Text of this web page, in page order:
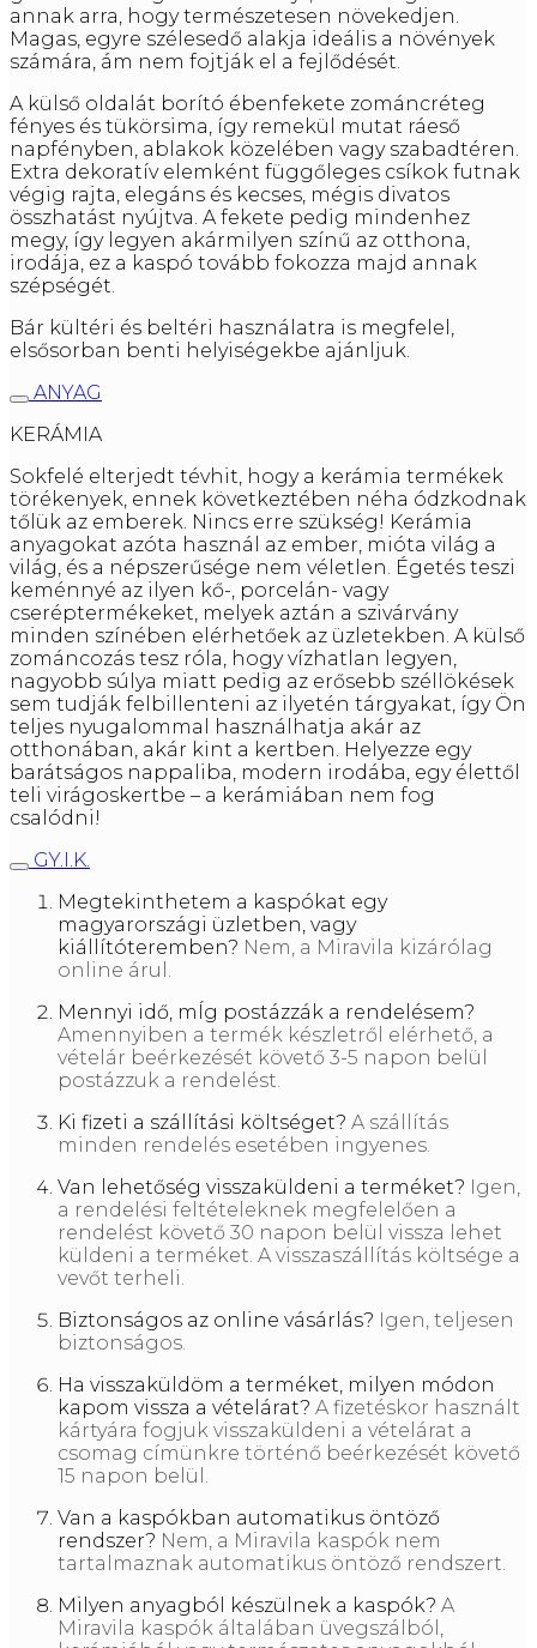
annak arra, hogy természetesen növekedjen.
Magas, egyre szélesedő alakja ideális a növények
számára, ám nem fojtják el a fejlődését.
A külső oldalát borító ébenfekete zománcréteg
fényes és tükörsima, így remekül mutat ráeső
napfényben, ablakok közelében vagy szabadtéren.
Extra dekoratív elemként függőleges csíkok futnak
végig rajta, elegáns és kecses, mégis divatos
összhatást nyújtva. A fekete pedig mindenhez
megy, így legyen akármilyen színű az otthona,
irodája, ez a kaspó tovább fokozza majd annak
szépségét.
Bár kültéri és beltéri használatra is megfelel,
elsősorban benti helyiségekbe ajánljuk.
ANYAG
KERÁMIA
Sokfelé elterjedt tévhit, hogy a kerámia termékek
törékenyek, ennek következtében néha ódzkodnak
tőlük az emberek. Nincs erre szükség! Kerámia
anyagokat azóta használ az ember, mióta világ a
világ, és a népszerűsége nem véletlen. Égetés teszi
keménnyé az ilyen kő-, porcelán- vagy
cseréptermékeket, melyek aztán a szivárvány
minden színében elérhetőek az üzletekben. A külső
zománcozás tesz róla, hogy vízhatlan legyen,
nagyobb súlya miatt pedig az erősebb széllökések
sem tudják felbillenteni az ilyetén tárgyakat, így Ön
teljes nyugalommal használhatja akár az
otthonában, akár kint a kertben. Helyezze egy
barátságos nappaliba, modern irodába, egy élettől
teli virágoskertbe – a kerámiában nem fog
csalódni!
GY.I.K.
Megtekinthetem a kaspókat egy
magyarországi üzletben, vagy
kiállítóteremben? Nem, a Miravila kizárólag
online árul.
Mennyi idő, mÍg postázzák a rendelésem?
Amennyiben a termék készletről elérhető, a
vételár beérkezését követő 3-5 napon belül
postázzuk a rendelést.
Ki fizeti a szállítási költséget? A szállítás
minden rendelés esetében ingyenes.
Van lehetőség visszaküldeni a terméket? Igen,
a rendelési feltételeknek megfelelően a
rendelést követő 30 napon belül vissza lehet
küldeni a terméket. A visszaszállítás költsége a
vevőt terheli.
Biztonságos az online vásárlás? Igen, teljesen
biztonságos.
Ha visszaküldöm a terméket, milyen módon
kapom vissza a vételárat? A fizetéskor használt
kártyára fogjuk visszaküldeni a vételárat a
csomag címünkre történő beérkezését követő
15 napon belül.
Van a kaspókban automatikus öntöző
rendszer? Nem, a Miravila kaspók nem
tartalmaznak automatikus öntöző rendszert.
Milyen anyagból készülnek a kaspók? A
Miravila kaspók általában üvegszálból,